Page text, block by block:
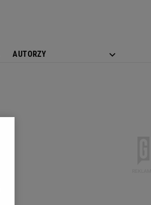
AUTORZY